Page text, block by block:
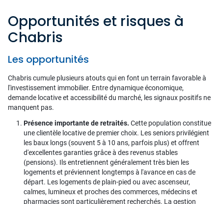
Opportunités et risques à
Chabris
Les opportunités
Chabris cumule plusieurs atouts qui en font un terrain favorable à
l'investissement immobilier. Entre dynamique économique,
demande locative et accessibilité du marché, les signaux positifs ne
manquent pas.
Présence importante de retraités. Cette population constitue
une clientèle locative de premier choix. Les seniors privilégient
les baux longs (souvent 5 à 10 ans, parfois plus) et offrent
d'excellentes garanties grâce à des revenus stables
(pensions). Ils entretiennent généralement très bien les
logements et préviennent longtemps à l'avance en cas de
départ. Les logements de plain-pied ou avec ascenseur,
calmes, lumineux et proches des commerces, médecins et
pharmacies sont particulièrement recherchés. La gestion